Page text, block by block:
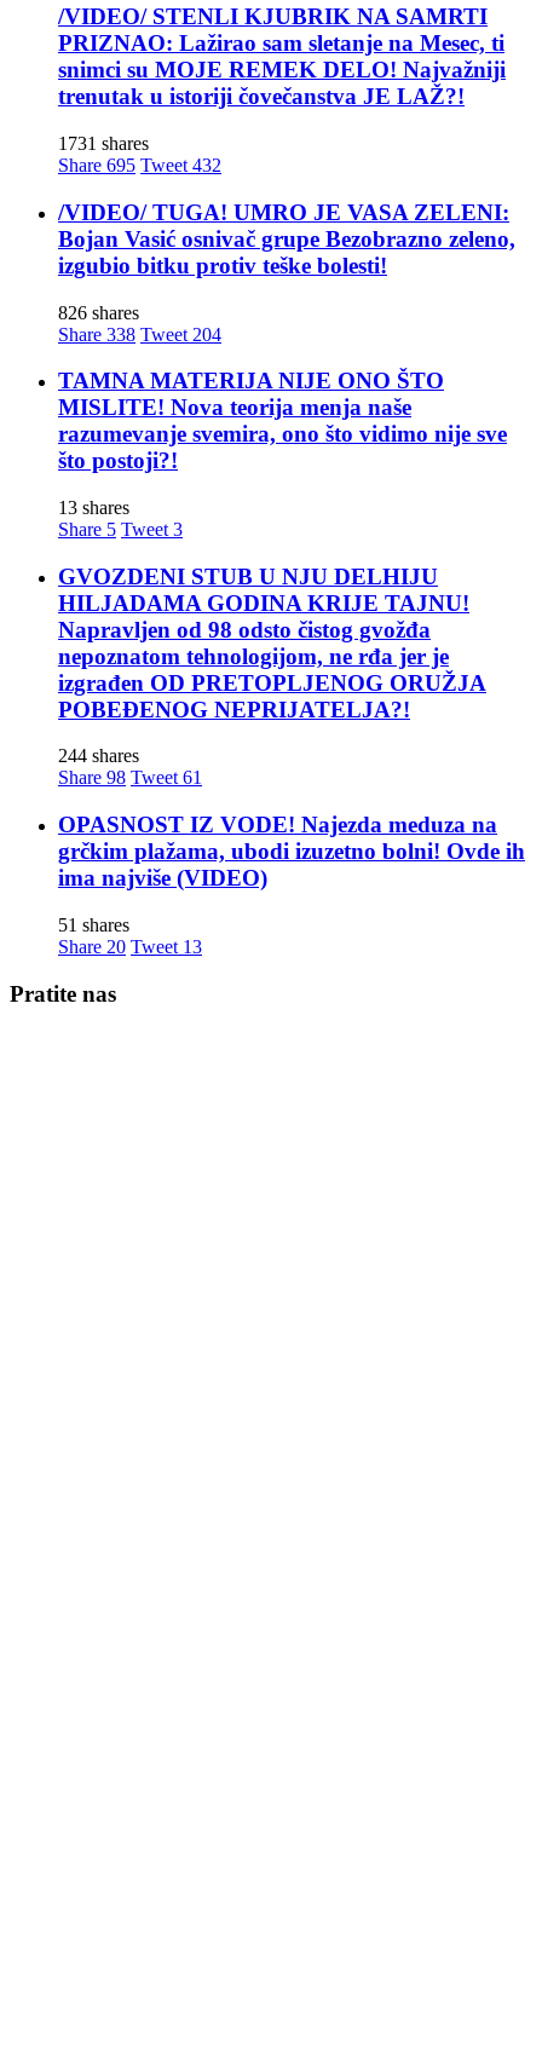
/VIDEO/ STENLI KJUBRIK NA SAMRTI
PRIZNAO: Lažirao sam sletanje na Mesec, ti
snimci su MOJE REMEK DELO! Najvažniji
trenutak u istoriji čovečanstva JE LAŽ?!
1731 shares
Share 695 Tweet 432
/VIDEO/ TUGA! UMRO JE VASA ZELENI:
Bojan Vasić osnivač grupe Bezobrazno zeleno,
izgubio bitku protiv teške bolesti!
826 shares
Share 338 Tweet 204
TAMNA MATERIJA NIJE ONO ŠTO
MISLITE! Nova teorija menja naše
razumevanje svemira, ono što vidimo nije sve
što postoji?!
13 shares
Share 5 Tweet 3
GVOZDENI STUB U NJU DELHIJU
HILJADAMA GODINA KRIJE TAJNU!
Napravljen od 98 odsto čistog gvožđa
nepoznatom tehnologijom, ne rđa jer je
izgrađen OD PRETOPLJENOG ORUŽJA
POBEĐENOG NEPRIJATELJA?!
244 shares
Share 98 Tweet 61
OPASNOST IZ VODE! Najezda meduza na
grčkim plažama, ubodi izuzetno bolni! Ovde ih
ima najviše (VIDEO)
51 shares
Share 20 Tweet 13
Pratite nas